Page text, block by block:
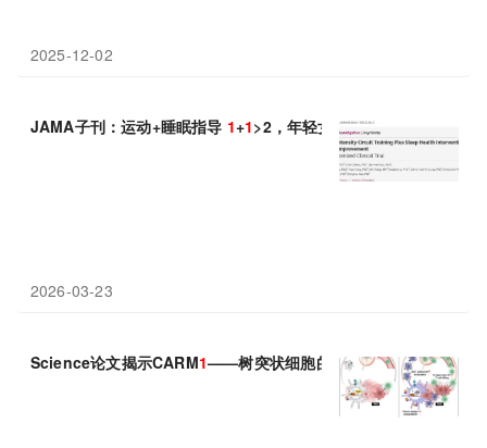
2025-12-02
JAMA子刊：运动+睡眠指导 1+1>2，年轻女性 8 周收获优质睡眠
2026-03-23
Science论文揭示CARM1——树突状细胞的“免疫刹车”：抑制它